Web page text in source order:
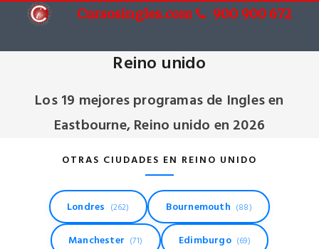
Cursosingles.com 900 900 672
Reino unido
Los 19 mejores programas de Ingles en
Eastbourne, Reino unido en 2026
OTRAS CIUDADES EN REINO UNIDO
Londres (262) Bournemouth (88)
Manchester (71) Edimburgo (69)